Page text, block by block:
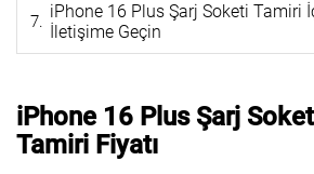
iPhone 16 Plus Şarj Soketi Tamiri
İletişime Geçin
iPhone 16 Plus Şarj
Tamiri Fiyatı